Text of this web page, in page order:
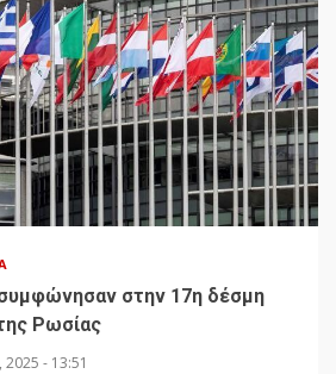
στην 17η δέσμη
Ρωσίας
- 13:51